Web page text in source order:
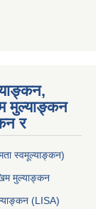
मुल्याङ्कन
र
स्वमूल्याङ्कन)
मुल्याङ्कन
(LISA)